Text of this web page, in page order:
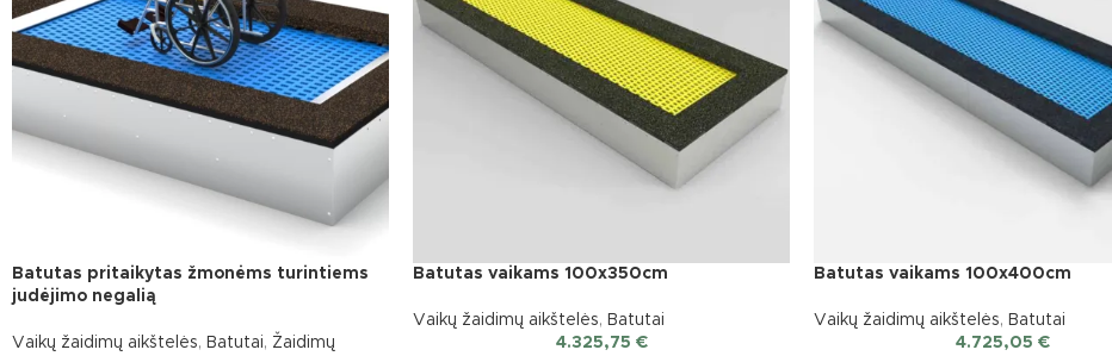
Batutas pritaikytas žmonėms turintiems
judėjimo negalią
Vaikų žaidimų aikštelės, Batutai, Žaidimų
Batutas vaikams 100x350cm
Vaikų žaidimų aikštelės, Batutai
4.325,75 €
Batutas vaikams 100x400cm
Vaikų žaidimų aikštelės, Batutai
4.725,05 €